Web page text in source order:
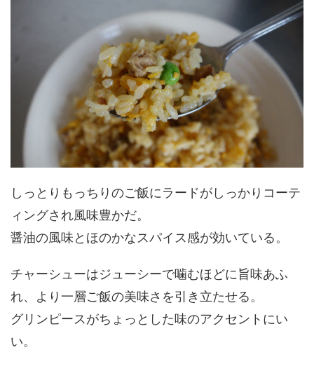
しっとりもっちりのご飯にラードがしっかりコーテ
ィングされ風味豊かだ。
醤油の風味とほのかなスパイス感が効いている。
チャーシューはジューシーで噛むほどに旨味あふ
れ、より一層ご飯の美味さを引き立たせる。
グリンピースがちょっとした味のアクセントにい
い。